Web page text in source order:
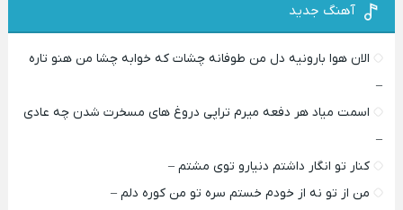
آهنگ جدید
الان هوا بارونیه دل من طوفانه چشات که خوابه چشا من هنو تاره
–
اسمت میاد هر دفعه میرم تراپی دروغ‌ های مسخرت شدن چه عادی
–
کنار تو انگار داشتم دنیارو توی مشتم –
من از تو نه از خودم خستم سره تو من کوره دلم –